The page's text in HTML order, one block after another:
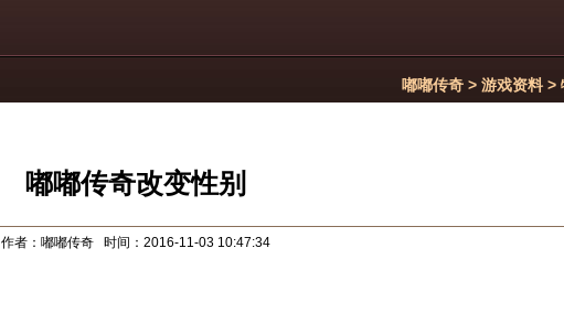
嘟嘟传奇 > 游戏资料>
嘟嘟传奇改变性别
作者：嘟嘟传奇 时间：2016-11-03 10:47:34